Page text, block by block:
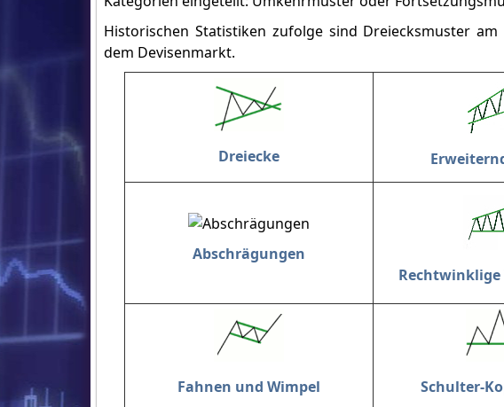
Historischen Statistiken zufolge sind Dreiecksmuster
dem Devisenmarkt.
Dreiecke
Abschrägungen
Fahnen und Wimpel Schulter-